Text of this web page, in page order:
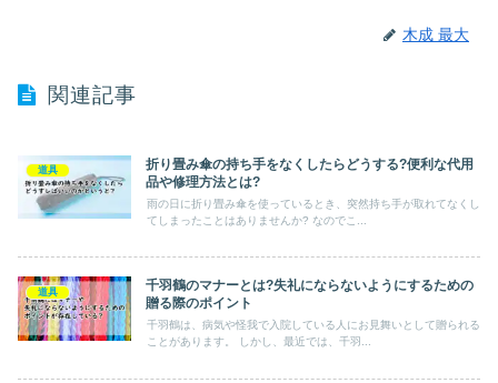
木成 最大
関連記事
道具
折り畳み傘の持ち手をなくしたらどうする?便利な代用
品や修理方法とは?
雨の日に折り畳み傘を使っているとき、突然持ち手が取れてなくし
てしまったことはありませんか? なのでこ...
道具
千羽鶴のマナーとは?失礼にならないようにするための
贈る際のポイント
千羽鶴は、病気や怪我で入院している人にお見舞いとして贈られる
ことがあります。 しかし、最近では、千羽...